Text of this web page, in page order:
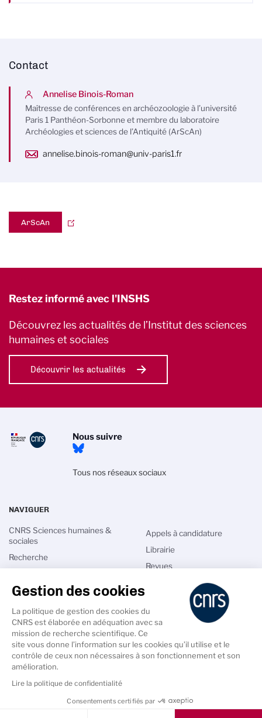
Contact
Annelise Binois-Roman
Maîtresse de conférences en archéozoologie à l’université
Paris 1 Panthéon-Sorbonne et membre du laboratoire
Archéologies et sciences de l’Antiquité (ArScAn)
annelise.binois-roman@univ-paris1.fr
ArScAn
Restez informé avec l'INSHS
Découvrez les actualités de l’Institut des sciences
humaines et sociales
Découvrir les actualités
Nous suivre
Tous nos réseaux sociaux
Accessibilité - non conforme Crédits Mentions légales
NAVIGUER
CNRS Sciences humaines &
sociales
Recherche
International
Talents
Actualités
Appels à candidature
Librairie
Revues
Intranet
Gestion des cookies
La politique de gestion des cookies du
CNRS est élaborée en adéquation avec sa
mission de recherche scientifique. Ce
site vous donne l’information sur les cookies qu’il utilise et le
contrôle de ceux non nécessaires à son fonctionnement et son
amélioration.
Lire la politique de confidentialité
Consentements certifiés par